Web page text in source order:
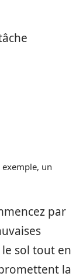
un
par
le sol tout en
la